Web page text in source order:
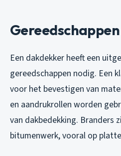
Een dakdekker heeft een
gereedschappen nodig. Een
voor het bevestigen van
en aandrukrollen worden
van dakbedekking. Branders
bitumenwerk, vooral op